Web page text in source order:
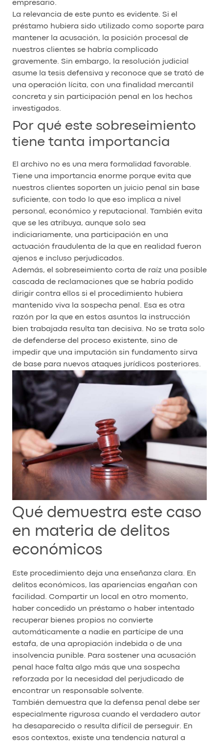
empresario.
La relevancia de este punto es evidente. Si el
préstamo hubiera sido utilizado como soporte para
mantener la acusación, la posición procesal de
nuestros clientes se habría complicado
gravemente. Sin embargo, la resolución judicial
asume la tesis defensiva y reconoce que se trató de
una operación lícita, con una finalidad mercantil
concreta y sin participación penal en los hechos
investigados.
Por qué este sobreseimiento
tiene tanta importancia
El archivo no es una mera formalidad favorable.
Tiene una importancia enorme porque evita que
nuestros clientes soporten un juicio penal sin base
suficiente, con todo lo que eso implica a nivel
personal, económico y reputacional. También evita
que se les atribuya, aunque solo sea
indiciariamente, una participación en una
actuación fraudulenta de la que en realidad fueron
ajenos e incluso perjudicados.
Además, el sobreseimiento corta de raíz una posible
cascada de reclamaciones que se habría podido
dirigir contra ellos si el procedimiento hubiera
mantenido viva la sospecha penal. Esa es otra
razón por la que en estos asuntos la instrucción
bien trabajada resulta tan decisiva. No se trata solo
de defenderse del proceso existente, sino de
impedir que una imputación sin fundamento sirva
de base para nuevos ataques jurídicos posteriores.
Qué demuestra este caso
en materia de delitos
económicos
Este procedimiento deja una enseñanza clara. En
delitos económicos, las apariencias engañan con
facilidad. Compartir un local en otro momento,
haber concedido un préstamo o haber intentado
recuperar bienes propios no convierte
automáticamente a nadie en partícipe de una
estafa, de una apropiación indebida o de una
insolvencia punible. Para sostener una acusación
penal hace falta algo más que una sospecha
reforzada por la necesidad del perjudicado de
encontrar un responsable solvente.
También demuestra que la defensa penal debe ser
especialmente rigurosa cuando el verdadero autor
ha desaparecido o resulta difícil de perseguir. En
esos contextos, existe una tendencia natural a